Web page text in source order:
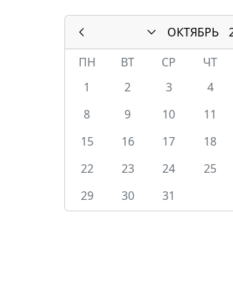
ОКТЯБРЬ
ПН
ВТ СР ЧТ
1
2 3 4
8
9 10 11
15
16 17 18
22
23 24 25
29
30 31